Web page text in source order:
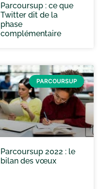
Parcoursup : ce que
Twitter dit de la
phase
complémentaire
PARCOURSUP
Parcoursup 2022 : le
bilan des vœux